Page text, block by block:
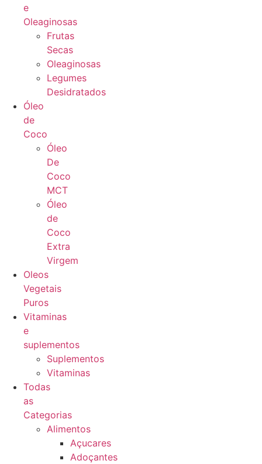
e
Oleaginosas
Frutas
Secas
Oleaginosas
Legumes
Desidratados
Óleo
de
Coco
Óleo
De
Coco
MCT
Óleo
de
Coco
Extra
Virgem
Oleos
Vegetais
Puros
Vitaminas
e
suplementos
Suplementos
Vitaminas
Todas
as
Categorias
Alimentos
Açucares
Adoçantes